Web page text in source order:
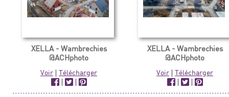
XELLA - Wambrechies
@ACHphoto
Voir |Télécharger
|
|
XELLA - Wambrechies
@ACHphoto
Voir |Télécharger
|
|